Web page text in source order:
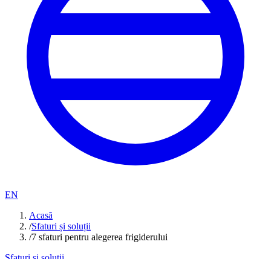
EN
Acasă
/Sfaturi și soluții
/7 sfaturi pentru alegerea frigiderului